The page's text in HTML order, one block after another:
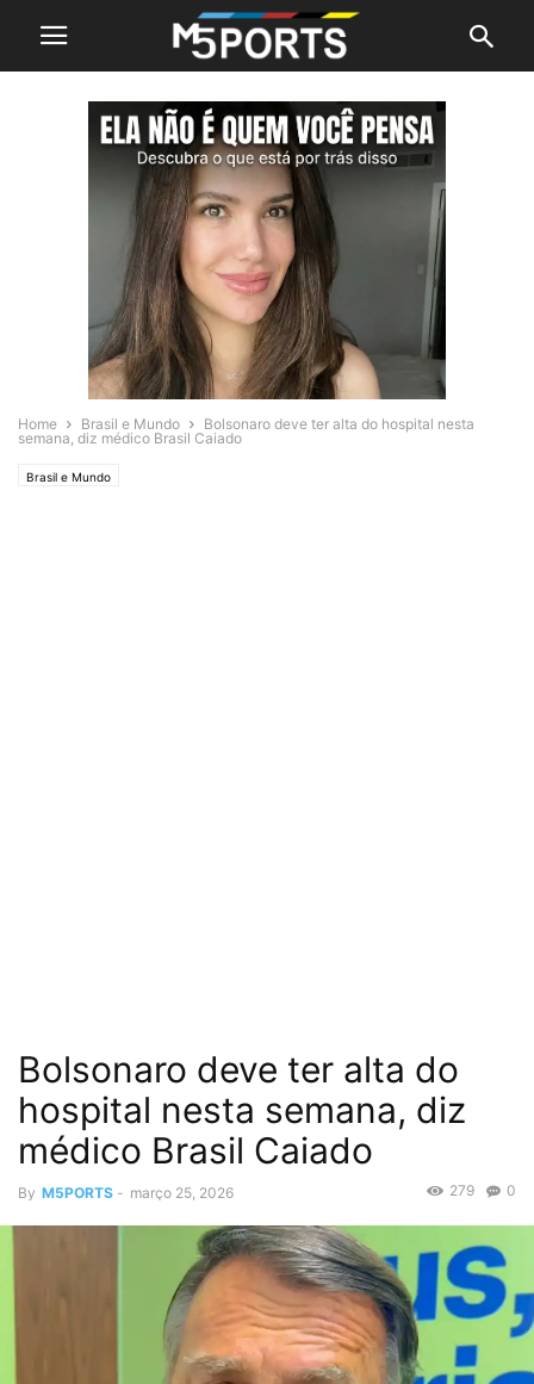
Home Brasil e Mundo
Bolsonaro deve ter alta do hospital nesta
semana, diz médico Brasil Caiado
Brasil e Mundo
Bolsonaro deve ter alta do
hospital nesta semana, diz
médico Brasil Caiado
By M5PORTS - março 25, 2026 0
279